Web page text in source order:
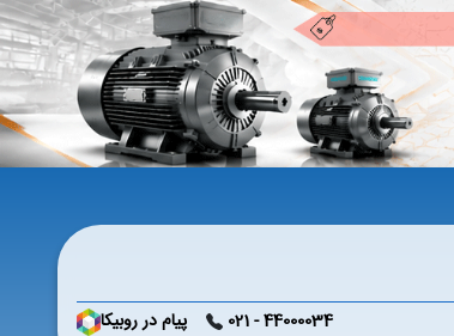
44000034 - 021 پیام در روبیکا